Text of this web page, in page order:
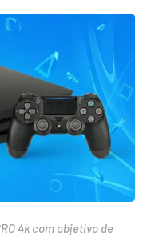
4k com objetivo de